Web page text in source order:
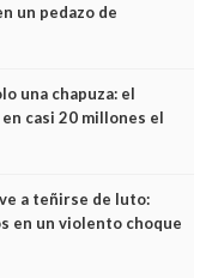
un pedazo de
una chapuza: el
casi 20 millones el
no cabían por los
a teñirse de luto:
en un violento choque